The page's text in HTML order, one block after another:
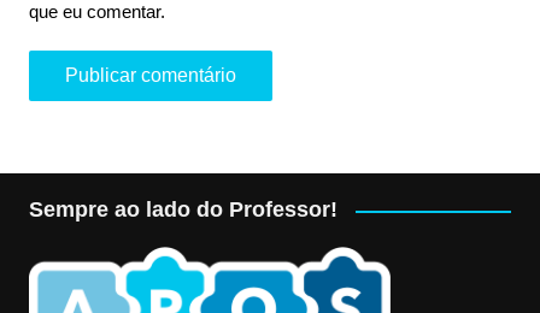
que eu comentar.
Sempre ao lado do Professor!